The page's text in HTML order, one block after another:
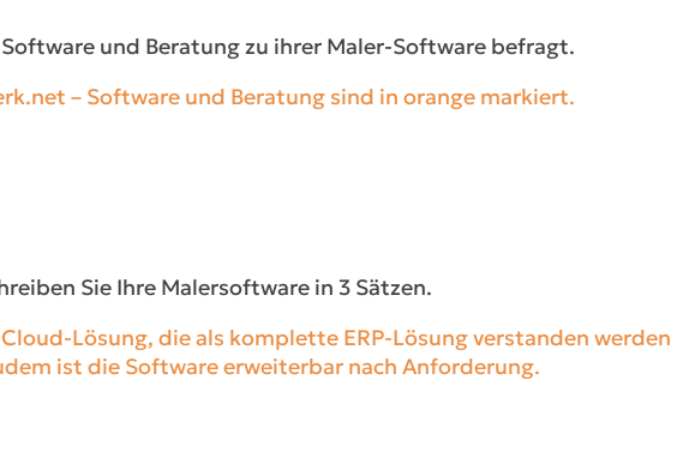
und Beratung zu ihrer Maler-Software befragt.
– Software und Beratung sind in orange markiert.
Sie Ihre Malersoftware in 3 Sätzen.
Lösung, die als komplette ERP-Lösung verstanden
ist die Software erweiterbar nach Anforderung.